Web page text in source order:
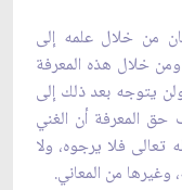
من خلال علمه إلى
خلال هذه المعرفة
يتوجه بعد ذلك إلى
حق المعرفة أن الغني
تعالى فلا يرجوه، ولا
من المعاني.